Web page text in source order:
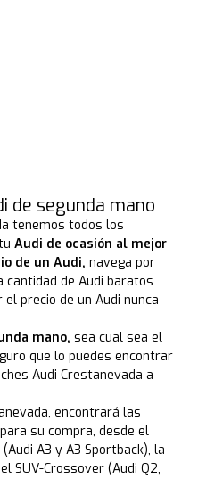
de segunda mano
tenemos todos los
tuAudi de ocasión al mejor
de un Audi, navega por
de Audi baratos
precio de un Audi nunca
mano, sea cual sea el
que lo puedes encontrar
Audi Crestanevada a
encontrará las
su compra, desde el
A3 y A3 Sportback), la
SUV-Crossover (Audi Q2,